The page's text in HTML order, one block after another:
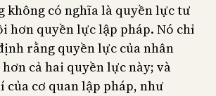
không có nghĩa là quyền lực tư
hơn quyền lực lập pháp. Nó chỉ
rằng quyền lực của nhân
cả hai quyền lực này; và
của cơ quan lập pháp, như